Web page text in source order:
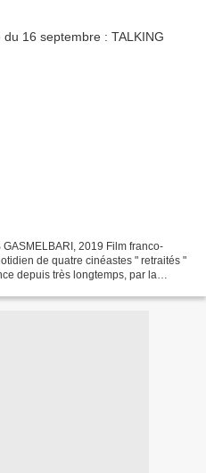
2019 Film franco-
de quatre cinéastes " retraités "
depuis très longtemps, par la